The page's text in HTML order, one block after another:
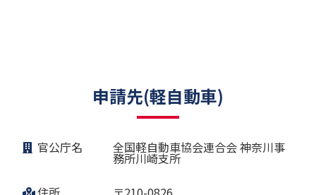
申請先(軽自動車)
官公庁名 全国軽自動車協会連合会 神奈川事
務所川崎支所